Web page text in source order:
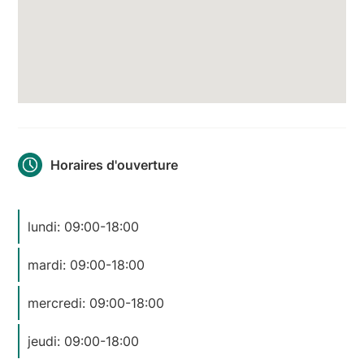
Horaires d'ouverture
lundi: 09:00-18:00
mardi: 09:00-18:00
mercredi: 09:00-18:00
jeudi: 09:00-18:00